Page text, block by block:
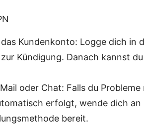
Kundenkonto: Logge dich in
Kündigung. Danach kannst
oder Chat: Falls du
erfolgt, wende dich an
bereit.